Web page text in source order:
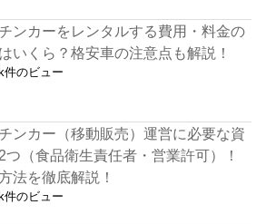
ンカーをレンタルする費用・料金の
いくら？格安車の注意点も解説！
件のビュー
ンカー（移動販売）運営に必要な資
つ（食品衛生責任者・営業許可）！
法を徹底解説！
件のビュー